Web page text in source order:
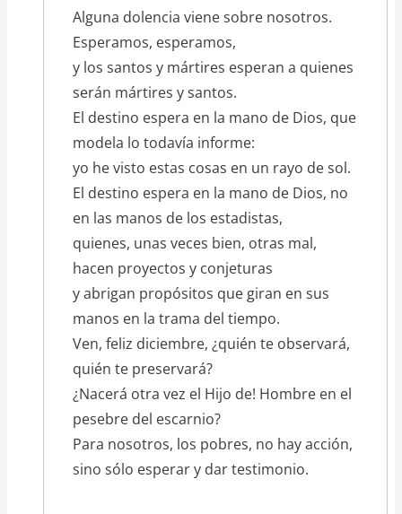
Alguna dolencia viene sobre nosotros.
Esperamos, esperamos,
y los santos y mártires esperan a quienes
serán mártires y santos.
El destino espera en la mano de Dios, que
modela lo todavía informe:
yo he visto estas cosas en un rayo de sol.
El destino espera en la mano de Dios, no
en las manos de los estadistas,
quienes, unas veces bien, otras mal,
hacen proyectos y conjeturas
y abrigan propósitos que giran en sus
manos en la trama del tiempo.
Ven, feliz diciembre, ¿quién te observará,
quién te preservará?
¿Nacerá otra vez el Hijo de! Hombre en el
pesebre del escarnio?
Para nosotros, los pobres, no hay acción,
sino sólo esperar y dar testimonio.